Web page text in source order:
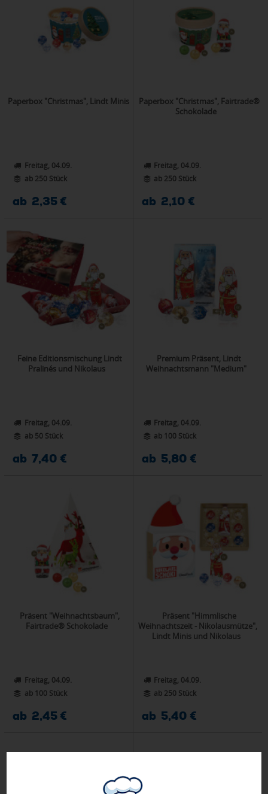
Paperbox "Christmas", Lindt Minis
Freitag, 04.09.
ab 250 Stück
ab 2,35 €
Paperbox "Christmas", Fairtrade®
Schokolade
Freitag, 04.09.
ab 250 Stück
ab 2,10 €
Feine Editionsmischung Lindt
Pralinés und Nikolaus
Freitag, 04.09.
ab 50 Stück
ab 7,40 €
Premium Präsent, Lindt
Weihnachtsmann "Medium"
Freitag, 04.09.
ab 100 Stück
ab 5,80 €
Präsent "Weihnachtsbaum",
Fairtrade® Schokolade
Freitag, 04.09.
ab 100 Stück
ab 2,45 €
Präsent "Himmlische
Weihnachtszeit - Nikolausmütze",
Lindt Minis und Nikolaus
Freitag, 04.09.
ab 250 Stück
ab 5,40 €